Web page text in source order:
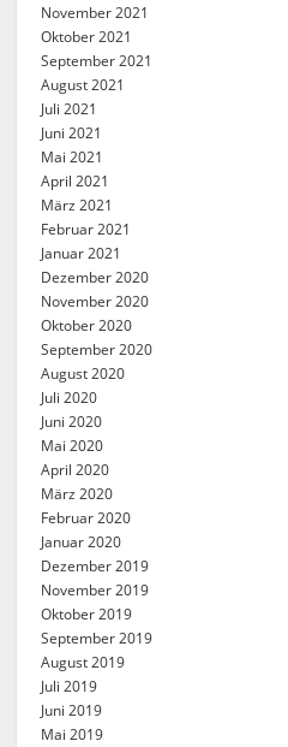
November 2021
Oktober 2021
September 2021
August 2021
Juli 2021
Juni 2021
Mai 2021
April 2021
März 2021
Februar 2021
Januar 2021
Dezember 2020
November 2020
Oktober 2020
September 2020
August 2020
Juli 2020
Juni 2020
Mai 2020
April 2020
März 2020
Februar 2020
Januar 2020
Dezember 2019
November 2019
Oktober 2019
September 2019
August 2019
Juli 2019
Juni 2019
Mai 2019